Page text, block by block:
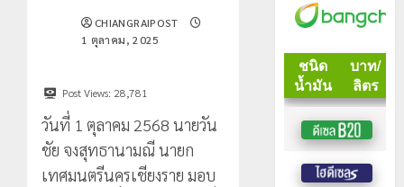
CHIANGRAIPOST
1 ตุลาคม, 2025
Post Views: 28,781
วันที่ 1 ตุลาคม 2568 นายวัน
ชัย จงสุทธานามณี นายก
เทศมนตรีนครเชียงราย มอบ